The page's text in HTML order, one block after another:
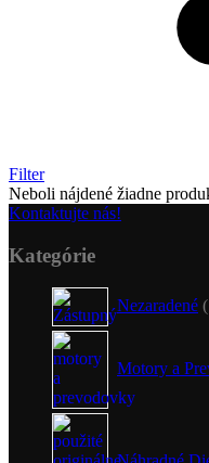
Filter
Neboli nájdené žiadne
Kontaktujte nás!
Kategórie
Nezaradené
Motory a